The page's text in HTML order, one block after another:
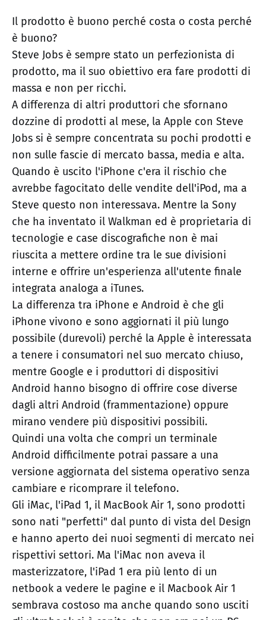
Il prodotto è buono perché costa o costa perché
è buono?
Steve Jobs è sempre stato un perfezionista di
prodotto, ma il suo obiettivo era fare prodotti di
massa e non per ricchi.
A differenza di altri produttori che sfornano
dozzine di prodotti al mese, la Apple con Steve
Jobs si è sempre concentrata su pochi prodotti e
non sulle fascie di mercato bassa, media e alta.
Quando è uscito l'iPhone c'era il rischio che
avrebbe fagocitato delle vendite dell'iPod, ma a
Steve questo non interessava. Mentre la Sony
che ha inventato il Walkman ed è proprietaria di
tecnologie e case discografiche non è mai
riuscita a mettere ordine tra le sue divisioni
interne e offrire un'esperienza all'utente finale
integrata analoga a iTunes.
La differenza tra iPhone e Android è che gli
iPhone vivono e sono aggiornati il più lungo
possibile (durevoli) perché la Apple è interessata
a tenere i consumatori nel suo mercato chiuso,
mentre Google e i produttori di dispositivi
Android hanno bisogno di offrire cose diverse
dagli altri Android (frammentazione) oppure
mirano vendere più dispositivi possibili.
Quindi una volta che compri un terminale
Android difficilmente potrai passare a una
versione aggiornata del sistema operativo senza
cambiare e ricomprare il telefono.
Gli iMac, l'iPad 1, il MacBook Air 1, sono prodotti
sono nati "perfetti" dal punto di vista del Design
e hanno aperto dei nuoi segmenti di mercato nei
rispettivi settori. Ma l'iMac non aveva il
masterizzatore, l'iPad 1 era più lento di un
netbook a vedere le pagine e il Macbook Air 1
sembrava costoso ma anche quando sono usciti